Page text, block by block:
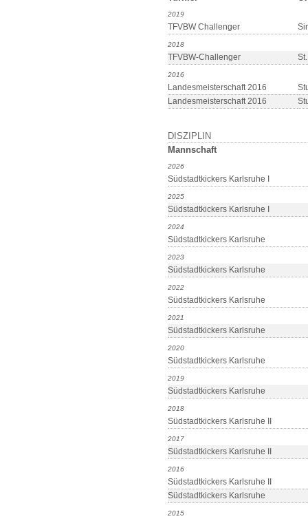
2019
TFVBW Challenger
2018
TFVBW-Challenger
2016
Landesmeisterschaft 2016
Landesmeisterschaft 2016
DISZIPLIN
Mannschaft
2026
Südstadtkickers Karlsruhe I
2025
Südstadtkickers Karlsruhe I
2024
Südstadtkickers Karlsruhe
2023
Südstadtkickers Karlsruhe
2022
Südstadtkickers Karlsruhe
2021
Südstadtkickers Karlsruhe
2020
Südstadtkickers Karlsruhe
2019
Südstadtkickers Karlsruhe
2018
Südstadtkickers Karlsruhe II
2017
Südstadtkickers Karlsruhe II
2016
Südstadtkickers Karlsruhe II
Südstadtkickers Karlsruhe
2015